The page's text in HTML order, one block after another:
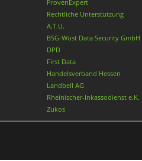
ProvenExpert
Rechtliche Unterstützung
A.T.U.
BSG-Wüst Data Security GmbH
DPD
First Data
Handelsverband Hessen
Landbell AG
Rheinischer-Inkassodienst e.K.
Zukos